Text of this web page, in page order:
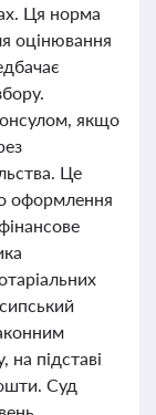
Ця норма
оцінювання
якщо
Це
оформлення
на підставі
Суд